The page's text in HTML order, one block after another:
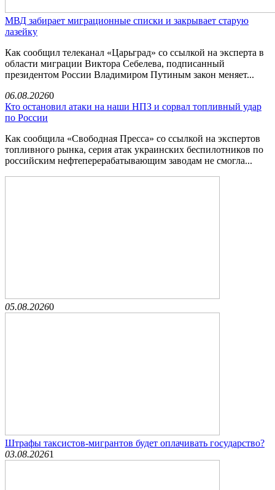
МВД забирает миграционные списки и закрывает старую
лазейку
Как сообщил телеканал «Царьград» со ссылкой на эксперта в
области миграции Виктора Себелева, подписанный
президентом России Владимиром Путиным закон меняет...
06.08.20260
Кто остановил атаки на наши НПЗ и сорвал топливный удар
по России
Как сообщила «Свободная Пресса» со ссылкой на экспертов
топливного рынка, серия атак украинских беспилотников по
российским нефтеперерабатывающим заводам не смогла...
05.08.20260
Штрафы таксистов-мигрантов будет оплачивать государство?
03.08.20261